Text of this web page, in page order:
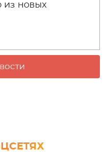
из новых